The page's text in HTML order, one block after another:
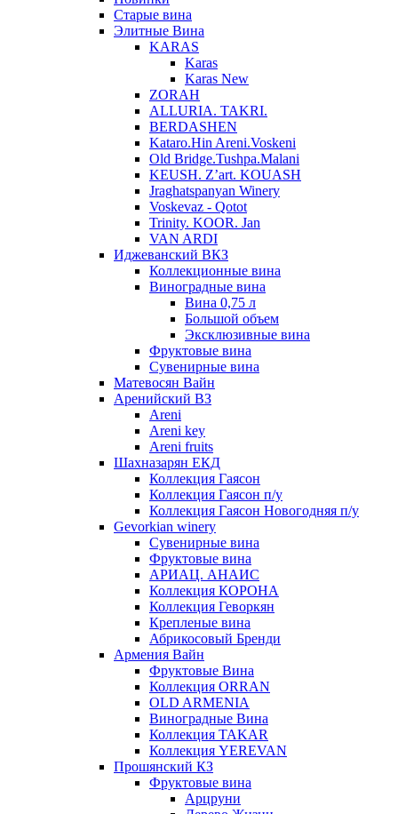
Старые вина
Элитные Вина
KARAS
Karas
Karas New
ZORAH
ALLURIA. TAKRI.
BERDASHEN
Kataro.Hin Areni.Voskeni
Old Bridge.Tushpa.Malani
KEUSH. Z’art. KOUASH
Jraghatspanyan Winery
Voskevaz - Qotot
Trinity. KOOR. Jan
VAN ARDI
Иджеванский ВКЗ
Коллекционные вина
Виноградные вина
Вина 0,75 л
Большой объем
Эксклюзивные вина
Фруктовые вина
Cувенирные вина
Матевосян Вайн
Аренийский ВЗ
Areni
Areni key
Areni fruits
Шахназарян ЕКД
Коллекция Гаясон
Коллекция Гаясон п/у
Коллекция Гаясон Новогодняя п/у
Gevorkian winery
Сувенирные вина
Фруктовые вина
АРИАЦ. АНАИС
Коллекция КОРОНА
Коллекция Геворкян
Крепленые вина
Абрикосовый Бренди
Армения Вайн
Фруктовые Вина
Коллекция ORRAN
OLD ARMENIA
Виноградные Вина
Коллекция TAKAR
Коллекция YEREVAN
Прошянский КЗ
Фруктовые вина
Арцруни